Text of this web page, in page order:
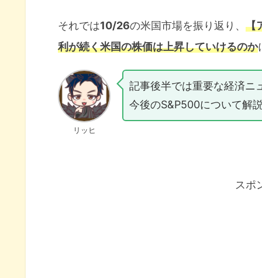
それでは10/26の米国市場を振り返り、 【
利が続く米国の株価は上昇していけるのか
リッヒ
記事後半では重要な経済ニ
今後のS&P500について解
スポ